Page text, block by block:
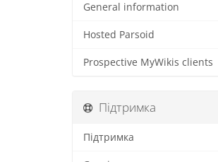
General information
Hosted Parsoid
Prospective MyWikis clients
Підтримка
Підтримка